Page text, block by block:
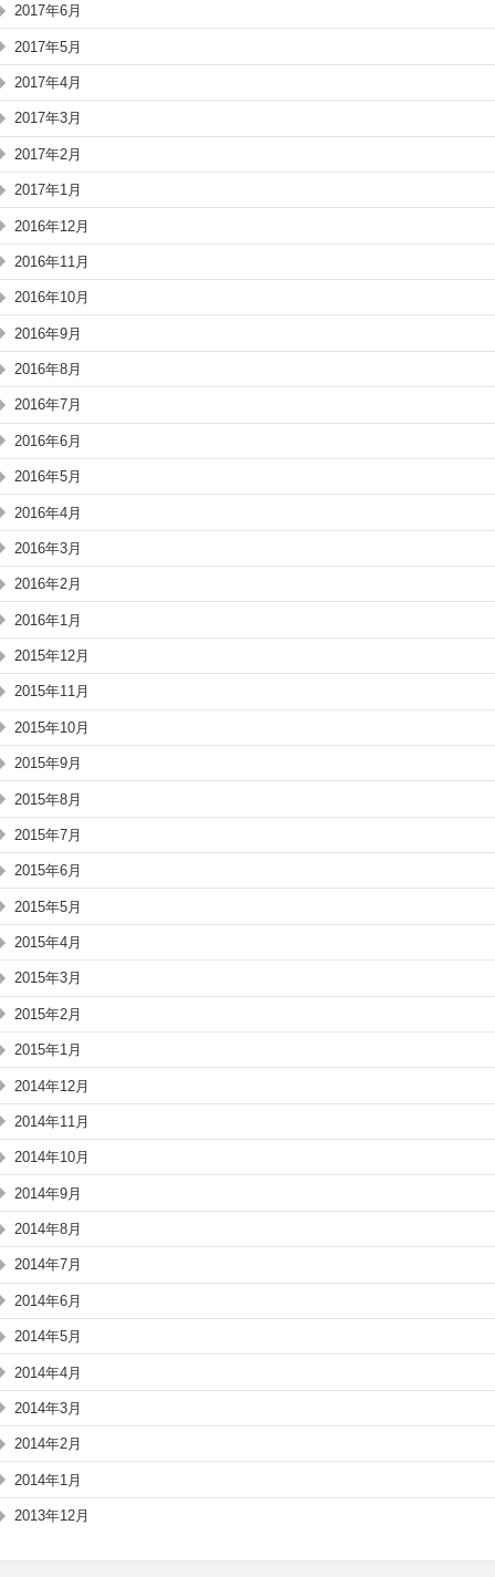
2017年6月
2017年5月
2017年4月
2017年3月
2017年2月
2017年1月
2016年12月
2016年11月
2016年10月
2016年9月
2016年8月
2016年7月
2016年6月
2016年5月
2016年4月
2016年3月
2016年2月
2016年1月
2015年12月
2015年11月
2015年10月
2015年9月
2015年8月
2015年7月
2015年6月
2015年5月
2015年4月
2015年3月
2015年2月
2015年1月
2014年12月
2014年11月
2014年10月
2014年9月
2014年8月
2014年7月
2014年6月
2014年5月
2014年4月
2014年3月
2014年2月
2014年1月
2013年12月